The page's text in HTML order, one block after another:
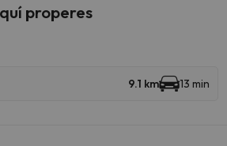
properes
9.1 km 13 min